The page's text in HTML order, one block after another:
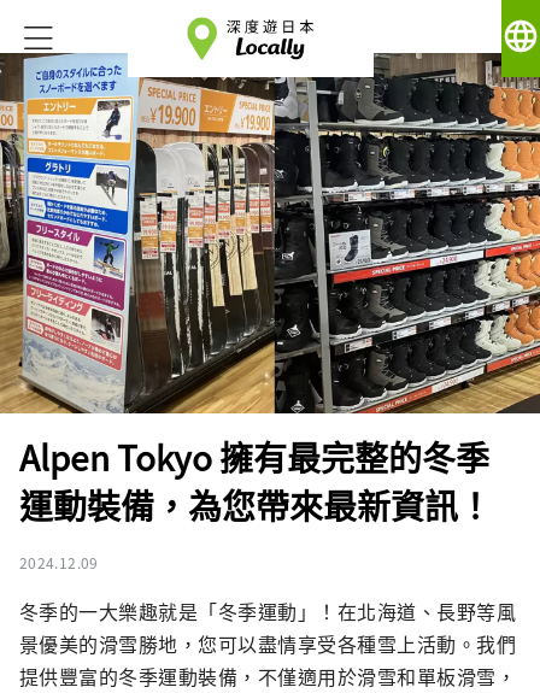
language
Alpen Tokyo 擁有最完整的冬季
運動裝備，為您帶來最新資訊！
2024.12.09
冬季的一大樂趣就是「冬季運動」！在北海道、長野等風
景優美的滑雪勝地，您可以盡情享受各種雪上活動。我們
提供豐富的冬季運動裝備，不僅適用於滑雪和單板滑雪，